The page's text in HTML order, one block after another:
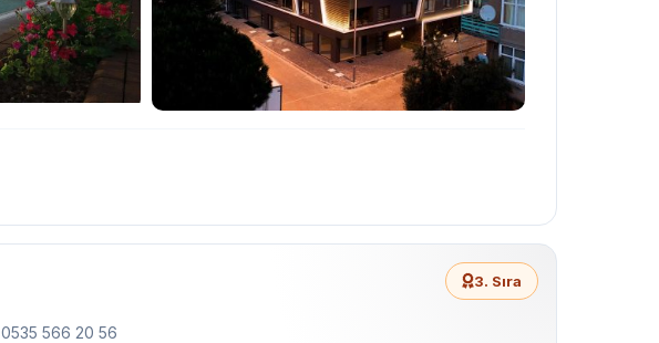
3. Sıra
0535 566 20 56